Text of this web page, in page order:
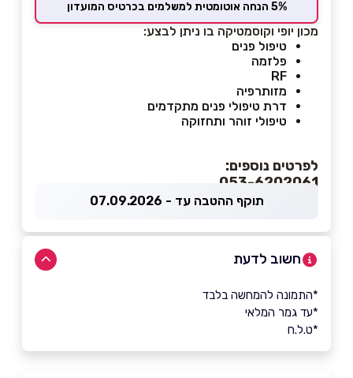
5% הנחה אוטומטית למשלמים בכרטיס המועדון
מכון יופי וקוסמטיקה בו ניתן לבצע:
טיפול פנים
פלזמה
RF
מזותרפיה
דרת טיפולי פנים מתקדמים
טיפולי זוהר ותחזוקה
לפרטים נוספים:
053-6202061
תוקף ההטבה עד - 07.09.2026
חשוב לדעת
*התמונה להמחשה בלבד
*עד גמר המלאי
*ט.ל.ח